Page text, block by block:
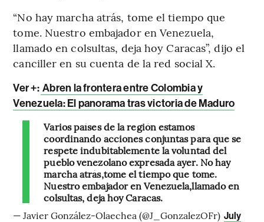
“No hay marcha atrás, tome el tiempo que
tome. Nuestro embajador en Venezuela,
llamado en colsultas, deja hoy Caracas”, dijo el
canciller en su cuenta de la red social X.
Ver +: Abren la frontera entre Colombia y
Venezuela: El panorama tras victoria de Maduro
Varios países de la región estamos
coordinando acciones conjuntas para que se
respete indubitablemente la voluntad del
pueblo venezolano expresada ayer. No hay
marcha atrás,tome el tiempo que tome.
Nuestro embajador en Venezuela,llamado en
colsultas, deja hoy Caracas.
— Javier González-Olaechea (@J_GonzalezOFr) July